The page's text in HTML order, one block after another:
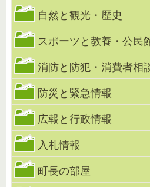
自然と観光・歴史
スポーツと教養・公民
消防と防犯・消費者相
防災と緊急情報
広報と行政情報
入札情報
町長の部屋